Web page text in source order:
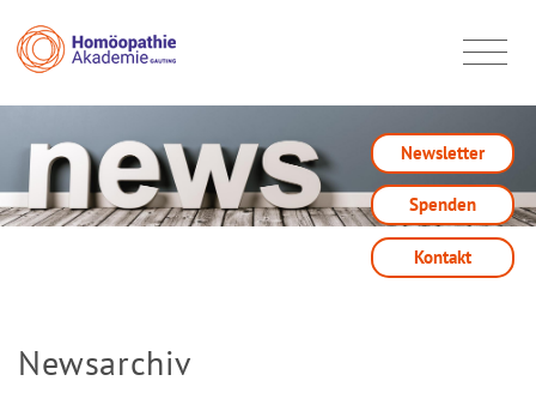
Newsletter
Spenden
Kontakt
Newsarchiv